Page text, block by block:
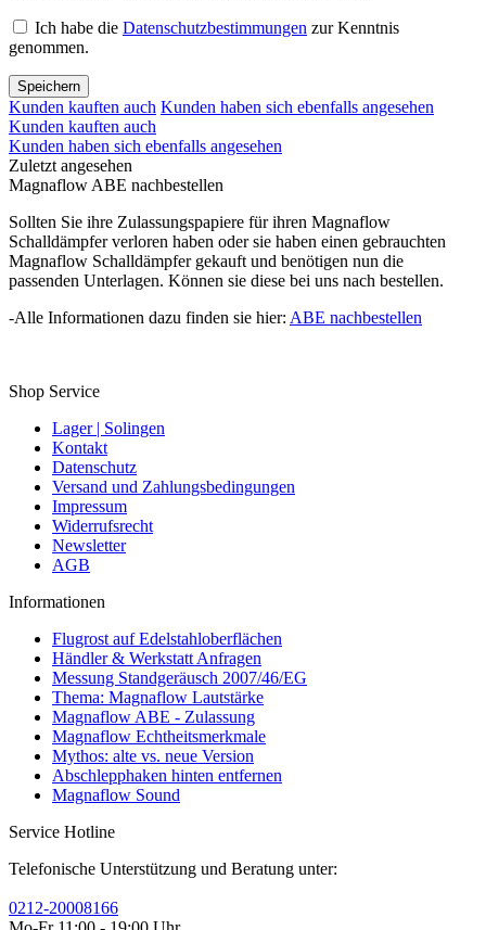
Ich habe die Datenschutzbestimmungen zur Kenntnis
genommen.
Speichern
Kunden kauften auch Kunden haben sich ebenfalls angesehen
Kunden kauften auch
Kunden haben sich ebenfalls angesehen
Zuletzt angesehen
Magnaflow ABE nachbestellen
Sollten Sie ihre Zulassungspapiere für ihren Magnaflow
Schalldämpfer verloren haben oder sie haben einen gebrauchten
Magnaflow Schalldämpfer gekauft und benötigen nun die
passenden Unterlagen. Können sie diese bei uns nach bestellen.
-Alle Informationen dazu finden sie hier: ABE nachbestellen
Shop Service
Lager | Solingen
Kontakt
Datenschutz
Versand und Zahlungsbedingungen
Impressum
Widerrufsrecht
Newsletter
AGB
Informationen
Flugrost auf Edelstahloberflächen
Händler & Werkstatt Anfragen
Messung Standgeräusch 2007/46/EG
Thema: Magnaflow Lautstärke
Magnaflow ABE - Zulassung
Magnaflow Echtheitsmerkmale
Mythos: alte vs. neue Version
Abschlepphaken hinten entfernen
Magnaflow Sound
Service Hotline
Telefonische Unterstützung und Beratung unter:
0212-20008166